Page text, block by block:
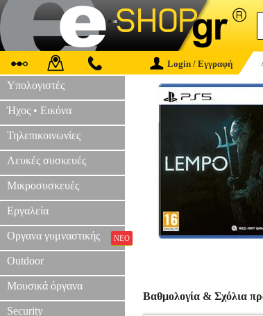
Login / Εγγραφή
Υπολογιστές
Ήχος • Εικόνα
Τηλεπικοινωνίες
Λευκές συσκευές
Μικροσυσκευές
Εργαλεία
Οργανα γυμναστικής ΝΕΟ
Outdoor
Μουσικά όργανα
Security
Βαθμολογία & Σχόλια